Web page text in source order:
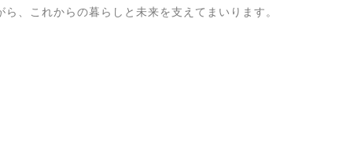
、これからの暮らしと未来を支えてまいります。